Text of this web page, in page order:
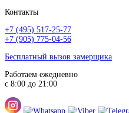
Контакты
+7 (495) 517-25-77
+7 (905) 775-04-56
Бесплатный вызов замерщика
Работаем ежедневно
с 8:00 до 21:00